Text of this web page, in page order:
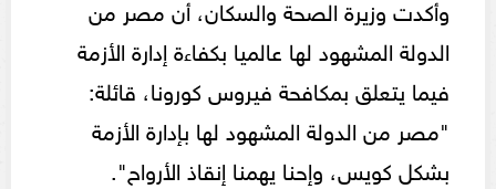
وأكدت وزيرة الصحة والسكان، أن مصر من
الدولة المشهود لها عالميا بكفاءة إدارة الأزمة
فيما يتعلق بمكافحة فيروس كورونا، قائلة:
"مصر من الدولة المشهود لها بإدارة الأزمة
بشكل كويس، وإحنا يهمنا إنقاذ الأرواح".